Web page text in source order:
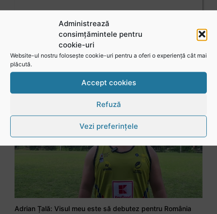
Administrează
consimțămintele pentru
cookie-uri
Website-ul nostru folosește cookie-uri pentru a oferi o experiență cât mai
plăcută.
Accept cookies
Refuză
Vezi preferințele
Adrian Țală: Visul meu este să debutez pentru România